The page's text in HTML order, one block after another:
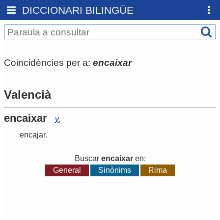
DICCIONARI BILINGÜE
Coincidències per a: encaixar
Valencià
encaixar
v.
encajar.
Buscar encaixaren:
General
Sinònims Rima